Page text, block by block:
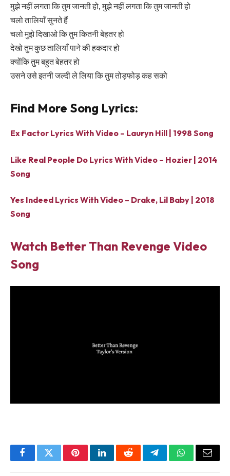
मुझे नहीं लगता कि तुम जानती हो, मुझे नहीं लगता कि तुम जानती हो
चलो तालियाँ सुनते हैं
चलो मुझे दिखाओ कि तुम कितनी बेहतर हो
देखो तुम कुछ तालियाँ पाने की हकदार हो
क्योंकि तुम बहुत बेहतर हो
उसने उसे इतनी जल्दी ले लिया कि तुम तोड़फोड़ कह सको
Find More Song Lyrics:
Ex Factor Lyrics With Video – Lauryn Hill | 1998 Song
Like Real People Do Lyrics With Video – Hozier | 2014
Song
Yes Indeed Lyrics With Video – Drake, Lil Baby | 2018
Song
Watch Better Than Revenge Video
Song
FacebookTwitterPinterestLinkedInRedditTelegramWhatsApp
Email